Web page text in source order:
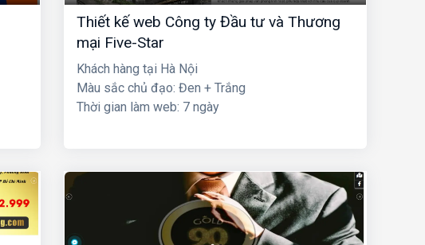
Thiết kế web Công ty Đầu tư và Thương
mại Five-Star
Khách hàng tại Hà Nội
Màu sắc chủ đạo: Đen + Trắng
Thời gian làm web: 7 ngày